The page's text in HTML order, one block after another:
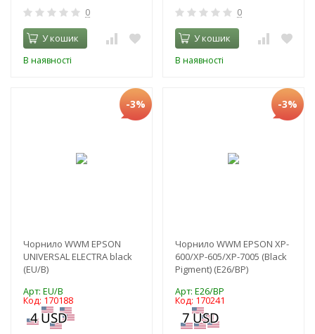
0
У кошик
В наявності
0
У кошик
В наявності
-3%
Чорнило WWM EPSON
UNIVERSAL ELECTRA black
(EU/B)
Арт: EU/B
Код: 170188
-3%
Чорнило WWM EPSON XP-
600/XP-605/XP-7005 (Black
Pigment) (E26/BP)
Арт: E26/BP
Код: 170241